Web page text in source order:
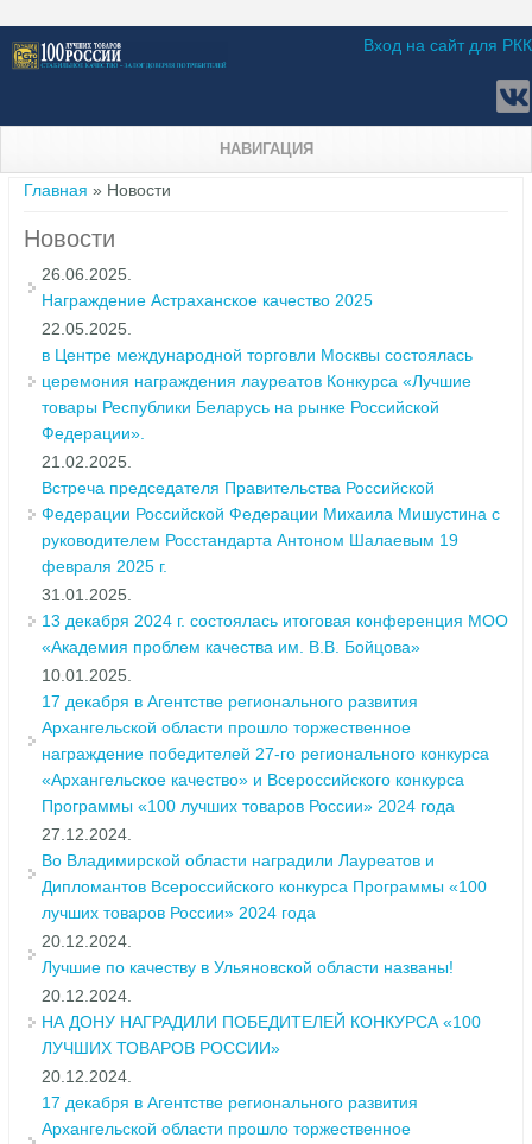
Вход на сайт для РКК
НАВИГАЦИЯ
Вы здесь
Главная » Новости
Новости
26.06.2025.
Награждение Астраханское качество 2025
22.05.2025.
в Центре международной торговли Москвы состоялась
церемония награждения лауреатов Конкурса «Лучшие
товары Республики Беларусь на рынке Российской
Федерации».
21.02.2025.
Встреча председателя Правительства Российской
Федерации Российской Федерации Михаила Мишустина с
руководителем Росстандарта Антоном Шалаевым 19
февраля 2025 г.
31.01.2025.
13 декабря 2024 г. состоялась итоговая конференция МОО
«Академия проблем качества им. В.В. Бойцова»
10.01.2025.
17 декабря в Агентстве регионального развития
Архангельской области прошло торжественное
награждение победителей 27-го регионального конкурса
«Архангельское качество» и Всероссийского конкурса
Программы «100 лучших товаров России» 2024 года
27.12.2024.
Во Владимирской области наградили Лауреатов и
Дипломантов Всероссийского конкурса Программы «100
лучших товаров России» 2024 года
20.12.2024.
Лучшие по качеству в Ульяновской области названы!
20.12.2024.
НА ДОНУ НАГРАДИЛИ ПОБЕДИТЕЛЕЙ КОНКУРСА «100
ЛУЧШИХ ТОВАРОВ РОССИИ»
20.12.2024.
17 декабря в Агентстве регионального развития
Архангельской области прошло торжественное